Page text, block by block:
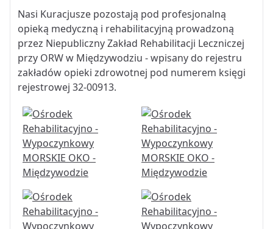
Nasi Kuracjusze pozostają pod profesjonalną
opieką medyczną i rehabilitacyjną prowadzoną
przez Niepubliczny Zakład Rehabilitacji Leczniczej
przy ORW w Międzywodziu - wpisany do rejestru
zakładów opieki zdrowotnej pod numerem księgi
rejestrowej 32-00913.